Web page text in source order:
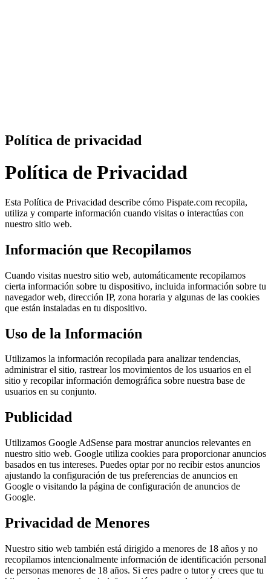
Política de privacidad
Política de Privacidad
Esta Política de Privacidad describe cómo Pispate.com recopila,
utiliza y comparte información cuando visitas o interactúas con
nuestro sitio web.
Información que Recopilamos
Cuando visitas nuestro sitio web, automáticamente recopilamos
cierta información sobre tu dispositivo, incluida información sobre tu
navegador web, dirección IP, zona horaria y algunas de las cookies
que están instaladas en tu dispositivo.
Uso de la Información
Utilizamos la información recopilada para analizar tendencias,
administrar el sitio, rastrear los movimientos de los usuarios en el
sitio y recopilar información demográfica sobre nuestra base de
usuarios en su conjunto.
Publicidad
Utilizamos Google AdSense para mostrar anuncios relevantes en
nuestro sitio web. Google utiliza cookies para proporcionar anuncios
basados en tus intereses. Puedes optar por no recibir estos anuncios
ajustando la configuración de tus preferencias de anuncios en
Google o visitando la página de configuración de anuncios de
Google.
Privacidad de Menores
Nuestro sitio web también está dirigido a menores de 18 años y no
recopilamos intencionalmente información de identificación personal
de personas menores de 18 años. Si eres padre o tutor y crees que tu